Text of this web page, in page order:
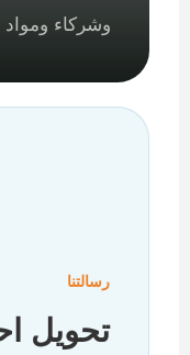
وشركاء ومواد
رسالتنا
تحويل